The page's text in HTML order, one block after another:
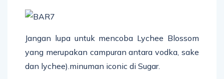
Jangan lupa untuk mencoba Lychee Blossom
yang merupakan campuran antara vodka, sake
dan lychee).minuman iconic di Sugar.